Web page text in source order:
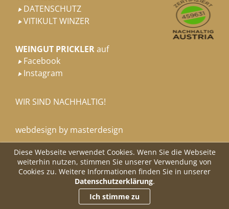
 DATENSCHUTZ
 VITIKULT WINZER
WEINGUT PRICKLERauf
 Facebook
 Instagram
WIR SIND NACHHALTIG!
webdesign by masterdesign
Diese Webseite verwendet Cookies. Wenn Sie die Webseite
weiterhin nutzen, stimmen Sie unserer Verwendung von
Cookies zu. Weitere Informationen finden Sie in unserer
Datenschutzerklärung.
Ich stimme zu